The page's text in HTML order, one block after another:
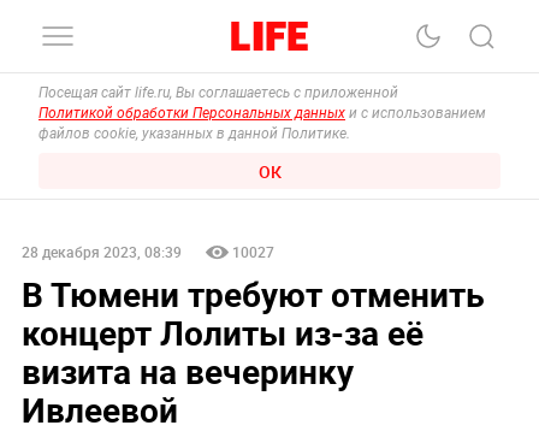
Посещая сайт life.ru, Вы соглашаетесь с приложенной
Политикой обработки Персональных данных и с использованием
файлов cookie, указанных в данной Политике.
ОК
28 декабря 2023, 08:39 10027
В Тюмени требуют отменить
концерт Лолиты из-за её
визита на вечеринку
Ивлеевой